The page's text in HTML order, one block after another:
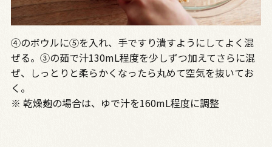
④のボウルに⑤を入れ、手ですり潰すようにしてよく混
ぜる。③の茹で汁130mL程度を少しずつ加えてさらに混
ぜ、しっとりと柔らかくなったら丸めて空気を抜いてお
く。
※ 乾燥麹の場合は、ゆで汁を160mL程度に調整